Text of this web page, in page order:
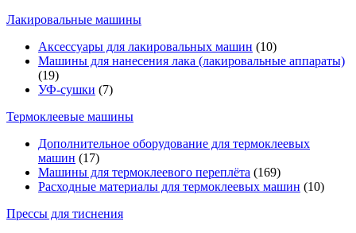
Лакировальные машины
Аксессуары для лакировальных машин (10)
Машины для нанесения лака (лакировальные аппараты)
(19)
УФ-сушки (7)
Термоклеевые машины
Дополнительное оборудование для термоклеевых
машин (17)
Машины для термоклеевого переплёта (169)
Расходные материалы для термоклеевых машин (10)
Прессы для тиснения